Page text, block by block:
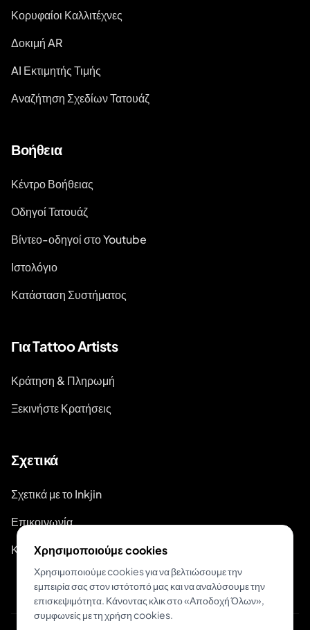
Κορυφαίοι Καλλιτέχνες
Δοκιμή AR
AI Εκτιμητής Τιμής
Αναζήτηση Σχεδίων Τατουάζ
Βοήθεια
Κέντρο Βοήθειας
Οδηγοί Τατουάζ
Βίντεο-οδηγοί στο Youtube
Ιστολόγιο
Κατάσταση Συστήματος
Για Tattoo Artists
Κράτηση & Πληρωμή
Ξεκινήστε Κρατήσεις
Σχετικά
Σχετικά με το Inkjin
Επικοινωνία
Κιτ Επωνυμίας
Χρησιμοποιούμε cookies
Χρησιμοποιούμε cookies για να βελτιώσουμε την
εμπειρία σας στον ιστότοπό μας και να αναλύσουμε την
επισκεψιμότητα. Κάνοντας κλικ στο «Αποδοχή Όλων»,
συμφωνείς με τη χρήση cookies.